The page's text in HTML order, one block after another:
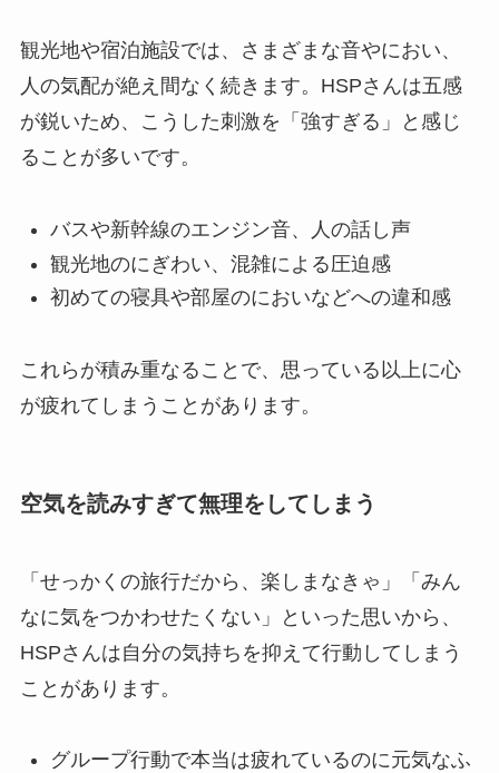
観光地や宿泊施設では、さまざまな音やにおい、
人の気配が絶え間なく続きます。HSPさんは五感
が鋭いため、こうした刺激を「強すぎる」と感じ
ることが多いです。
バスや新幹線のエンジン音、人の話し声
観光地のにぎわい、混雑による圧迫感
初めての寝具や部屋のにおいなどへの違和感
これらが積み重なることで、思っている以上に心
が疲れてしまうことがあります。
空気を読みすぎて無理をしてしまう
「せっかくの旅行だから、楽しまなきゃ」「みん
なに気をつかわせたくない」といった思いから、
HSPさんは自分の気持ちを抑えて行動してしまう
ことがあります。
グループ行動で本当は疲れているのに元気なふ